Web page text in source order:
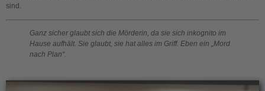
sind.
Ganz sicher glaubt sich die Mörderin, da sie sich inkognito im
Hause aufhält. Sie glaubt, sie hat alles im Griff. Eben ein „Mord
nach Plan“.